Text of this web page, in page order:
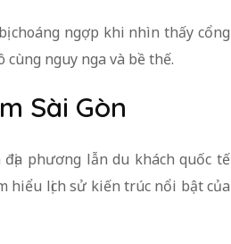
choáng ngợp khi nhìn thấy cổng
nguy nga và bề thế.
Sài Gòn
phương lẫn du khách quốc tế
hiểu lịch sử kiến trúc nổi bật của